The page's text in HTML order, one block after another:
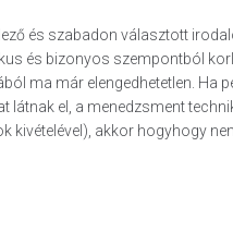
és szabadon választott
és bizonyos szempontból
ma már elengedhetetlen. Ha
el, a menedzsment
akkor hogyhogy